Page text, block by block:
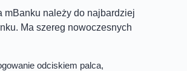
mBanku należy do najbardziej
Ma szereg nowoczesnych
odciskiem palca,